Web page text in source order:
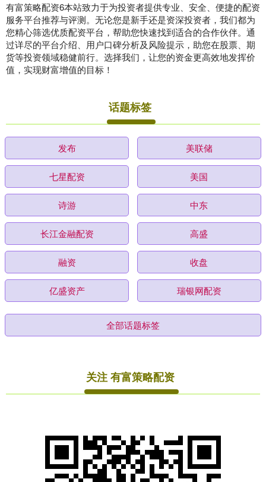
有富策略配资6本站致力于为投资者提供专业、安全、便捷的配资
服务平台推荐与评测。无论您是新手还是资深投资者，我们都为
您精心筛选优质配资平台，帮助您快速找到适合的合作伙伴。通
过详尽的平台介绍、用户口碑分析及风险提示，助您在股票、期
货等投资领域稳健前行。选择我们，让您的资金更高效地发挥价
值，实现财富增值的目标！
话题标签
发布 美联储
七星配资 美国
诗游 中东
长江金融配资 高盛
融资 收盘
亿盛资产 瑞银网配资
全部话题标签
关注 有富策略配资